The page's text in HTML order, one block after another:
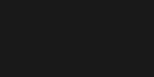
en nueva ventana)
en nueva ventana)